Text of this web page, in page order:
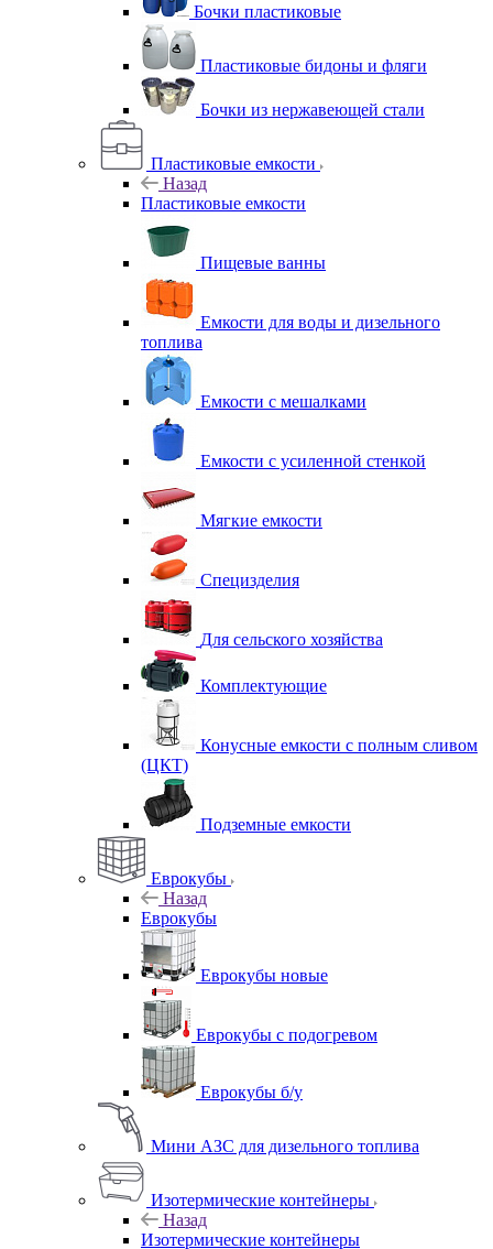
Бочки пластиковые
Пластиковые бидоны и фляги
Бочки из нержавеющей стали
Пластиковые емкости
Назад
Пластиковые емкости
Пищевые ванны
Емкости для воды и дизельного
топлива
Емкости с мешалками
Емкости с усиленной стенкой
Мягкие емкости
Специзделия
Для сельского хозяйства
Комплектующие
Конусные емкости с полным сливом
(ЦКТ)
Подземные емкости
Еврокубы
Назад
Еврокубы
Еврокубы новые
Еврокубы с подогревом
Еврокубы б/у
Мини АЗС для дизельного топлива
Изотермические контейнеры
Назад
Изотермические контейнеры